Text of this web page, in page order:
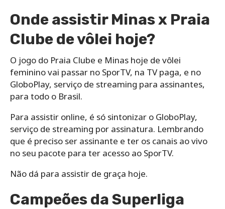
Onde assistir Minas x Praia
Clube de vôlei hoje?
O jogo do Praia Clube e Minas hoje de vôlei
feminino vai passar no SporTV, na TV paga, e no
GloboPlay, serviço de streaming para assinantes,
para todo o Brasil.
Para assistir online, é só sintonizar o GloboPlay,
serviço de streaming por assinatura. Lembrando
que é preciso ser assinante e ter os canais ao vivo
no seu pacote para ter acesso ao SporTV.
Não dá para assistir de graça hoje.
Campeões da Superliga